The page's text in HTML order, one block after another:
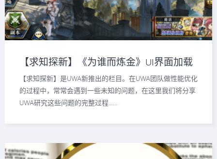
【求知探新】《为谁而炼金》UI界面加载
性能分析
【求知探新】是UWA新推出的栏目。在UWA团队做性能优化
的过程中，常常会遇到一些未知的问题，在这里我们将分享
UWA研究这些问题的完整过程……